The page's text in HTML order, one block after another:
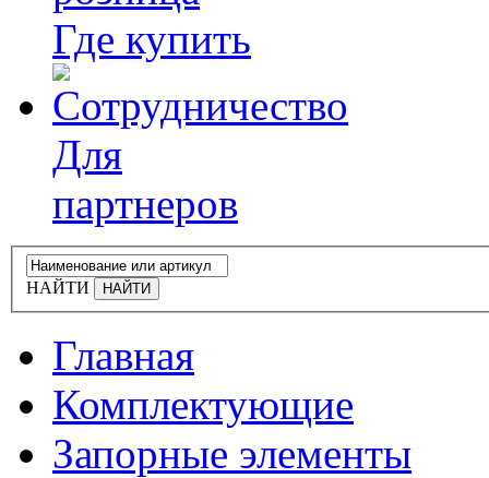
Где купить
Для
партнеров
НАЙТИ
Главная
Комплектующие
Запорные элементы